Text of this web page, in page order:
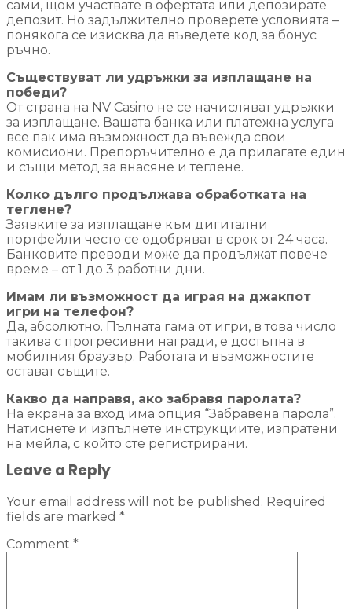
сами, щом участвате в офертата или депозирате
депозит. Но задължително проверете условията –
понякога се изисква да въведете код за бонус
ръчно.
Съществуват ли удръжки за изплащане на
победи?
От страна на NV Casino не се начисляват удръжки
за изплащане. Вашата банка или платежна услуга
все пак има възможност да въвежда свои
комисиони. Препоръчително е да прилагате един
и същи метод за внасяне и теглене.
Колко дълго продължава обработката на
теглене?
Заявките за изплащане към дигитални
портфейли често се одобряват в срок от 24 часа.
Банковите преводи може да продължат повече
време – от 1 до 3 работни дни.
Имам ли възможност да играя на джакпот
игри на телефон?
Да, абсолютно. Пълната гама от игри, в това число
такива с прогресивни награди, е достъпна в
мобилния браузър. Работата и възможностите
остават същите.
Какво да направя, ако забравя паролата?
На екрана за вход има опция “Забравена парола”.
Натиснете и изпълнете инструкциите, изпратени
на мейла, с който сте регистрирани.
Leave a Reply
Your email address will not be published. Required
fields are marked *
Comment *